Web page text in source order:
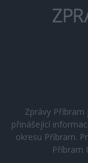
Zprávy Příbram
přinášející
okresu Příbram.
Příbram